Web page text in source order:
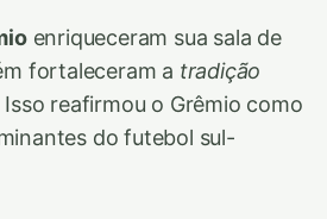
enriqueceram sua sala de
fortaleceram a tradição
Isso reafirmou o Grêmio como
do futebol sul-